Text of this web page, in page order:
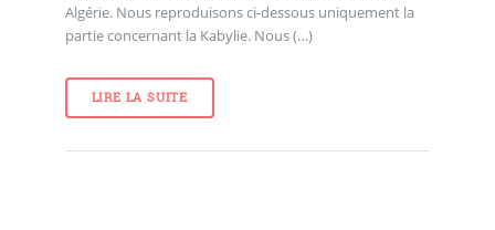
Algérie. Nous reproduisons ci-dessous uniquement la
partie concernant la Kabylie. Nous (…)
LIRE LA SUITE